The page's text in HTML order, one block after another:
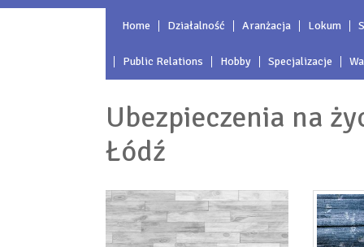
Home Działalność Aranżacja Lokum
Public Relations Hobby Specjalizacje
Ubezpieczenia na
Łódź